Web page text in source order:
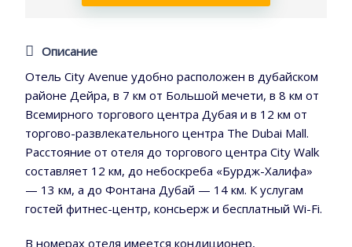
Описание
Отель City Avenue удобно расположен в дубайском
районе Дейра, в 7 км от Большой мечети, в 8 км от
Всемирного торгового центра Дубая и в 12 км от
торгово-развлекательного центра The Dubai Mall.
Расстояние от отеля до торгового центра City Walk
составляет 12 км, до небоскреба «Бурдж-Халифа»
— 13 км, а до Фонтана Дубай — 14 км. К услугам
гостей фитнес-центр, консьерж и бесплатный Wi-Fi.
В номерах отеля имеется кондиционер,